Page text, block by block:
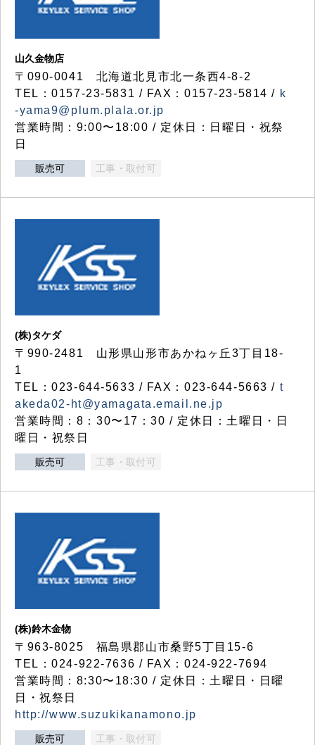
山久金物店
〒090-0041 北海道北見市北一条西4-8-2
TEL：0157-23-5831 / FAX：0157-23-5814 / k
-yama9@plum.plala.or.jp
営業時間：9:00〜18:00 / 定休日：日曜日・祝祭
日
販売可 工事・取付可
(株)タケダ
〒990-2481 山形県山形市あかねヶ丘3丁目18-
1
TEL：023-644-5633 / FAX：023-644-5663 / t
akeda02-ht@yamagata.email.ne.jp
営業時間：8：30〜17：30 / 定休日：土曜日・日
曜日・祝祭日
販売可 工事・取付可
(株)鈴木金物
〒963-8025 福島県郡山市桑野5丁目15-6
TEL：024-922-7636 / FAX：024-922-7694
営業時間：8:30〜18:30 / 定休日：土曜日・日曜
日・祝祭日
http://www.suzukikanamono.jp
販売可 工事・取付可